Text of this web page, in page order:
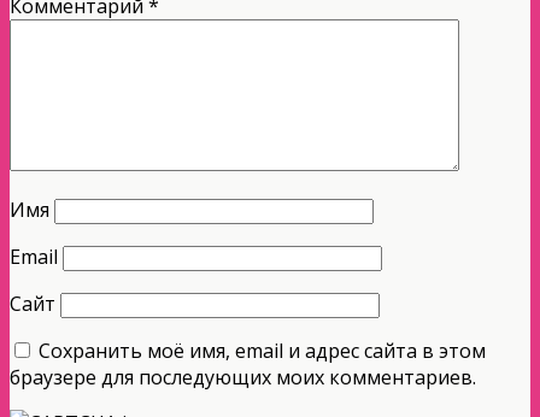
Комментарий *
Имя
Email
Сайт
Сохранить моё имя, email и адрес сайта в этом
браузере для последующих моих комментариев.